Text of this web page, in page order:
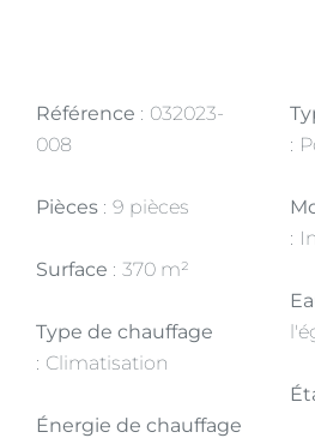
Référence
032023-
008
Pièces 9 pièces
Surface 370 m²
Type de chauffage
Climatisation
Énergie de chauffage